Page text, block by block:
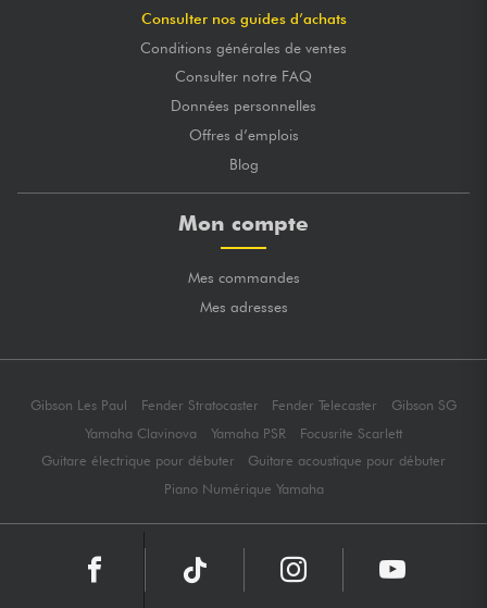
Consulter nos guides d’achats
Conditions générales de ventes
Consulter notre FAQ
Données personnelles
Offres d’emplois
Blog
Mon compte
Mes commandes
Mes adresses
Gibson Les Paul Fender Stratocaster Fender Telecaster
Gibson SG
Yamaha Clavinova
Yamaha PSR
Focusrite Scarlett
Guitare électrique pour débuter
Guitare acoustique pour débuter
Piano Numérique Yamaha